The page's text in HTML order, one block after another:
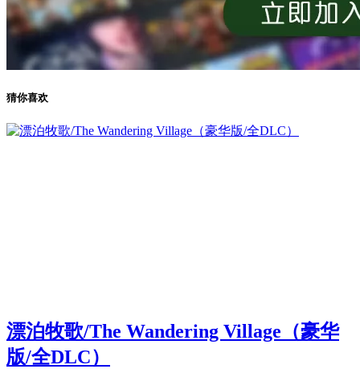
猜你喜欢
漂泊牧歌/The Wandering Village（豪华
版/全DLC）